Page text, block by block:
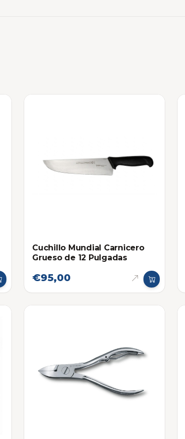
Cuchillo Mundial Carnicero
Grueso de 12 Pulgadas
€95,00